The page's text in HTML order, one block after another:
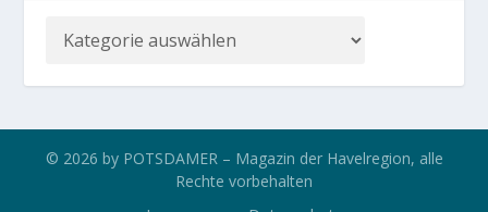
© 2026 by POTSDAMER – Magazin der Havelregion, alle
Rechte vorbehalten